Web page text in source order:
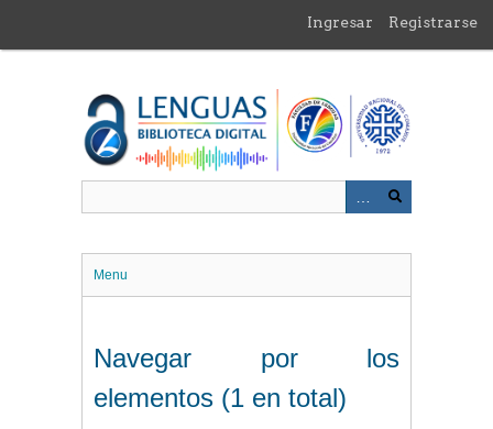
contenido
Ingresar Registrarse
Menu
Navegar por los
elementos (1 en total)